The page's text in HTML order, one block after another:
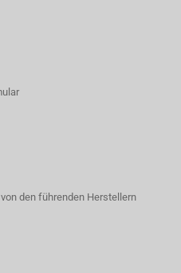
den führenden Herstellern